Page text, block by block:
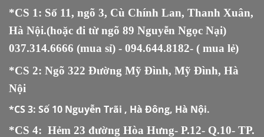
*CS 1: Số 11, ngõ 3, Cù Chính Lan, Thanh Xuân,
Hà Nội.(hoặc đi từ ngõ 89 Nguyễn Ngọc Nại)
037.314.6666 (mua sỉ) - 094.644.8182- ( mua lẻ)
*CS 2: Ngõ 322 Đường Mỹ Đình, Mỹ Đình, Hà
Nội
*CS 3: Số 10 Nguyễn Trãi , Hà Đông, Hà Nội.
*CS 4: Hẻm 23 đường Hòa Hưng- P.12- Q.10- TP.